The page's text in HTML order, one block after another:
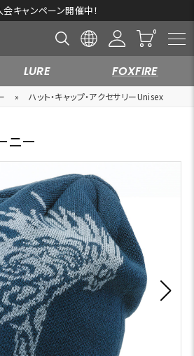
キャンペーン開催中！
LURE FOXFIRE
» ハット・キャップ・アクセサリーUnisex
ニー